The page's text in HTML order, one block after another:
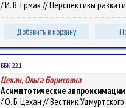
/ И. В. Ермак // Перспективы
Добавить в корзину
ББК 22.1
Цехан, Ольга Борисовна
Асимптотические
/ О. Б. Цехан // Вестник